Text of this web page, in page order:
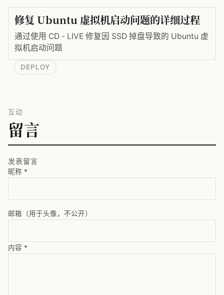
修复 Ubuntu 虚拟机启动问题的详细过程
通过使用 CD - LIVE 修复因 SSD 掉盘导致的 Ubuntu 虚
拟机启动问题
DEPLOY
互动
留言
发表留言
昵称 *
邮箱（用于头像，不公开）
内容 *